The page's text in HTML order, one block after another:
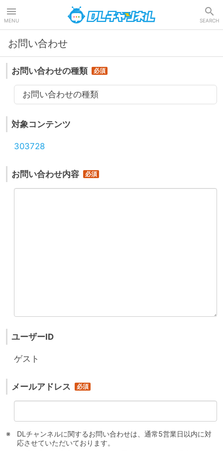
MENU SEARCH
お問い合わせ
お問い合わせの種類
お問い合わせの種類
対象コンテンツ
303728
お問い合わせ内容
ユーザーID
ゲスト
メールアドレス
DLチャンネルに関するお問い合わせは、通常5営業日以内に対
応させていただいております。